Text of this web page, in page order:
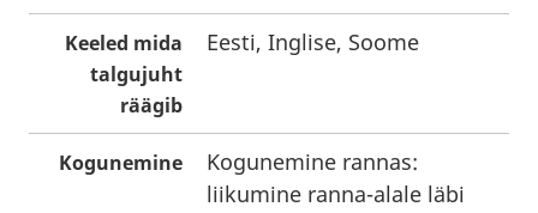
Keeled mida
talgujuht
räägib
Eesti, Inglise, Soome
Kogunemine
Kogunemine rannas:
liikumine ranna-alale läbi